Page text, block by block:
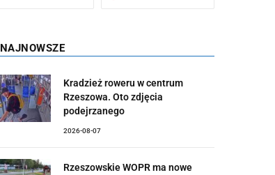
NAJNOWSZE
Kradzież roweru w centrum
Rzeszowa. Oto zdjęcia
podejrzanego
2026-08-07
Rzeszowskie WOPR ma nowe